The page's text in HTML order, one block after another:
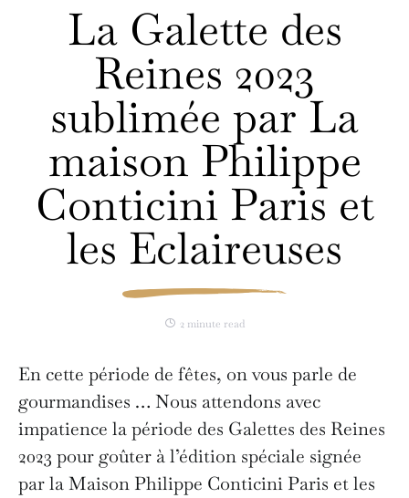
La Galette des
Reines 2023
sublimée par La
maison Philippe
Conticini Paris et
les Eclaireuses
2 minute read
En cette période de fêtes, on vous parle de
gourmandises … Nous attendons avec
impatience la période des Galettes des Reines
2023 pour goûter à l’édition spéciale signée
par la Maison Philippe Conticini Paris et les